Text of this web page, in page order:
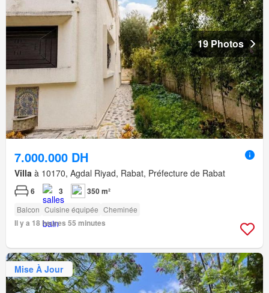
19 Photos
7.000.000 DH
Villa à 10170, Agdal Riyad, Rabat, Préfecture de Rabat
6 3 350 m²
Balcon Cuisine équipée Cheminée
Il y a 18 heures 55 minutes
Mise À Jour